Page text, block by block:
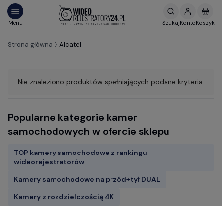
Strona główna Alcatel
Nie znaleziono produktów spełniających podane kryteria.
Popularne kategorie kamer
samochodowych w ofercie sklepu
TOP kamery samochodowe z rankingu
wideorejestratorów
Kamery samochodowe na przód+tył DUAL
Kamery z rozdzielczością 4K